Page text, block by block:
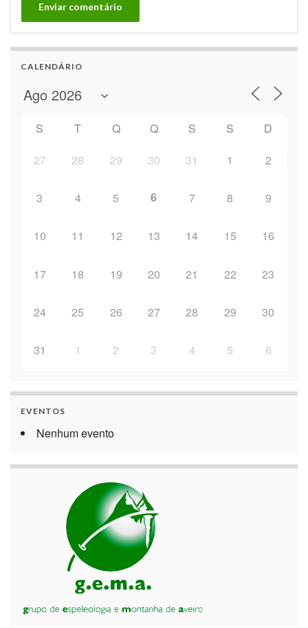
CALENDÁRIO
S T Q Q S S D
27 28 29 30 31 1 2
3 4 5 6 7 8 9
10 11 12 13 14 15 16
17 18 19 20 21 22 23
24 25 26 27 28 29 30
31 1 2 3 4 5 6
EVENTOS
Nenhum evento